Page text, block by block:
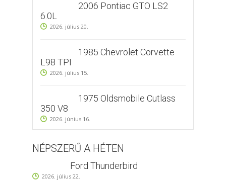
2006 Pontiac GTO LS2
6.0L
2026. július 20.
1985 Chevrolet Corvette
L98 TPI
2026. július 15.
1975 Oldsmobile Cutlass
350 V8
2026. június 16.
NÉPSZERŰ A HÉTEN
Ford Thunderbird
2026. július 22.